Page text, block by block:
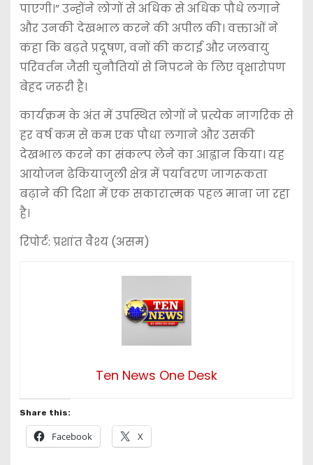
पाएगी।” उन्होंने लोगों से अधिक से अधिक पौधे लगाने
और उनकी देखभाल करने की अपील की। वक्ताओं ने
कहा कि बढ़ते प्रदूषण, वनों की कटाई और जलवायु
परिवर्तन जैसी चुनौतियों से निपटने के लिए वृक्षारोपण
बेहद जरूरी है।
कार्यक्रम के अंत में उपस्थित लोगों ने प्रत्येक नागरिक से
हर वर्ष कम से कम एक पौधा लगाने और उसकी
देखभाल करने का संकल्प लेने का आह्वान किया। यह
आयोजन ढेकियाजुली क्षेत्र में पर्यावरण जागरूकता
बढ़ाने की दिशा में एक सकारात्मक पहल माना जा रहा
है।
रिपोर्ट: प्रशांत वैश्य (असम)
Ten News One Desk
Share this:
Facebook X